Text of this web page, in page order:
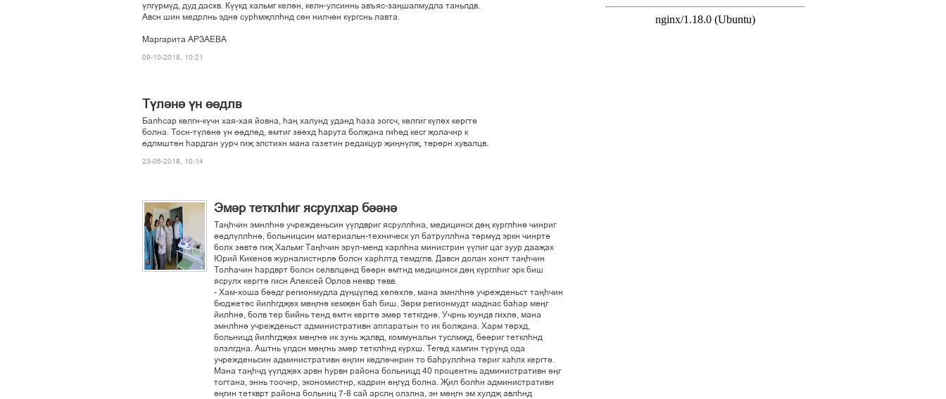
¢ëã¢ðì¢ä, äóä äàñõâ. Ê¢¢êä õàëüìã êåë³í, êåëí-óëñèííü àâúÿñ-çàœøàëìóäëà òàíüëäâ.
Àâñí øèí ìåäðëíü ýäí³ ñóðºìšëëºíä ñ³í íèë÷³í ê¢ðãñíü ëàâòà.
Ìàðãàðèòà ÀÐÇÀÅÂÀ
09-10-2018, 10:21
Ò¢ë³í³ ¢í ´´äëâ
Áàëºñàð ê´ëãí-ê¢÷í õàÿ-õàÿ éîâíà, ºàœ õàëóíä óäàíä ºàçà çîãñ÷, ê´ëãèã ê¢ë³õ êåðãò³
áîëíà. Òîñí-ò¢ë³í³ ¢í ´´äë³ä, ³ìòèã ç´´õä ºàðóòà áîëšàíà ãèº³ä êåñã šîëà÷íð ê
´äëìøò³í ºàðäãàí óóð÷ ãèš ýëñòèõí ìàíà ãàçåòèí ðåäàêöóð šèœí¢ëš, ò´ð³ðí õóâàëöâ.
23-06-2018, 10:14
Ýì³ð òåòêëºèã ÿñðóëõàð á³³í³
Òàœº÷èí ýìíëºí³ ó÷ðåæäåíüñèí ¢¢ëäâðèã ÿñðóëëºíà, ìåäèöèíñê ä´œ ê¢ðãëºí³ ÷èíðèã
´´äë¢ëëºí³, áîëüíèöñèí ìàòåðèàëüí-òåõíè÷åñê óë áàòðóëëºíà ò´ðì¢ä ýðêí ÷èíðò³
áîëõ ç´âò³ ãèš Õàëüìã Òàœº÷èí ýð¢ë-ìåíä õàðëºíà ìèíèñòðèí ¢¢ëèã öàã çóóð äààšàõ
Þðèé Êèêåíîâ æóðíàëèñòíðë³ áîëñí õàðºëòä òåìäãëâ. Äàâñí äîëàí õîíãò òàœº÷èí
Òîëºà÷èí ºàðäâðò áîëñí ñåëâëö³íä á³³ðí ³ìòíä ìåäèöèíñê ä´œ ê¢ðãëºèã ýðê áèø
ÿñðóëõ êåðãò³ ãèñí Àëåêñåé Îðëîâ íåêâð ò³ââ.
- Õàì-õîøà á³³äã ðåãèîíìóäëà ä¢œö¢ë³ä õ³ë³õë³, ìàíà ýìíëºí³ ó÷ðåæäåíüñò òàœº÷èí
áþäæåò³ñ éèëºãäš³õ ì´œãí³ êåìš³í áàº áèø. Ç³ðì ðåãèîíìóäò ìàäíàñ áàºàð ì´œã
éèëºí³, áîëâ òåð áèéíü òåíä ³ìòí êåðãò³ ýì³ð òåòêãäí³. Ó÷ðíü þóíäâ ãèõë³, ìàíà
ýìíëºí³ ó÷ðåæäåíüñò àäìèíèñòðàòèâí àïïàðàòûí òî èê áîëšàíà. Õàðì ò´ðõä,
áîëüíèöä éèëºãäš³õ ì´œãí³ èê çóíü šàëâä, êîììóíàëüí òóñëìšä, á³³ðèã òåòêëºíä
îëçëãäíà. Àøòíü ¢ëäñí ì´œãíü ýì³ð òåòêëºíä ê¢ðõø. Òåã³ä õàìãèí ò¢ð¢íä îäà
ó÷ðåæäåíüñèí àäìèíèñòðàòèâí ³œãèí ê´äë³÷íðèí òî áàºðóëëºíà ò´ðèã õàºëõ êåðãò³.
Ìàíà òàœº÷ä ¢¢ëäš³õ àðâí ºóðâí ðàéîíà áîëüíèöä 40 ïðîöåíòíü àäìèíèñòðàòèâí ³œã
òîãòàíà, ýííü òîî÷íð, ýêîíîìèñòíð, êàäðèí ³œã¢ä áîëíà. Šèë áîëºí àäìèíèñòðàòèâí
³œãèí òåòêâðò ðàéîíà áîëüíèö 7-8 ñàé àðñëœ îëçëíà, ýí ì´œãí ýì õóëäš àâëºíä